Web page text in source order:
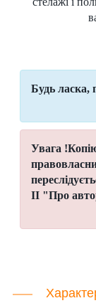
Будь ласка,
Увага !
II "Про